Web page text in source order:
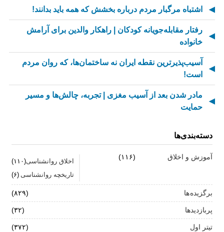
اشتباه مرگبار مردم درباره بخشش که همه باید بدانند!
رفتار مقابله‌جویانه کودکان | راهکار والدین برای آرامش
خانواده
آسیب‌پذیرترین نقطه ایران نه ساختمان‌ها، که روان مردم
است!
مادر شدن بعد از آسیب مغزی | تجربه، چالش‌ها و مسیر
حمایت
رهبران خاکستری | وقتی خم کردن قوانین، قدرت می‌آورد
فناوری‌های نوین جایگزین تجربه انسانی در روان‌شناسی
نیستند
دسته‌بندی‌ها
آموزش و اخلاق (۱۱۶)
اخلاق روانشناسی(۱۱۰)
تاریخچه روانشناسی (۶)
برگزیده ها (۸۲۹)
پربازدیدها (۳۲)
تیتر اول (۳۷۲)